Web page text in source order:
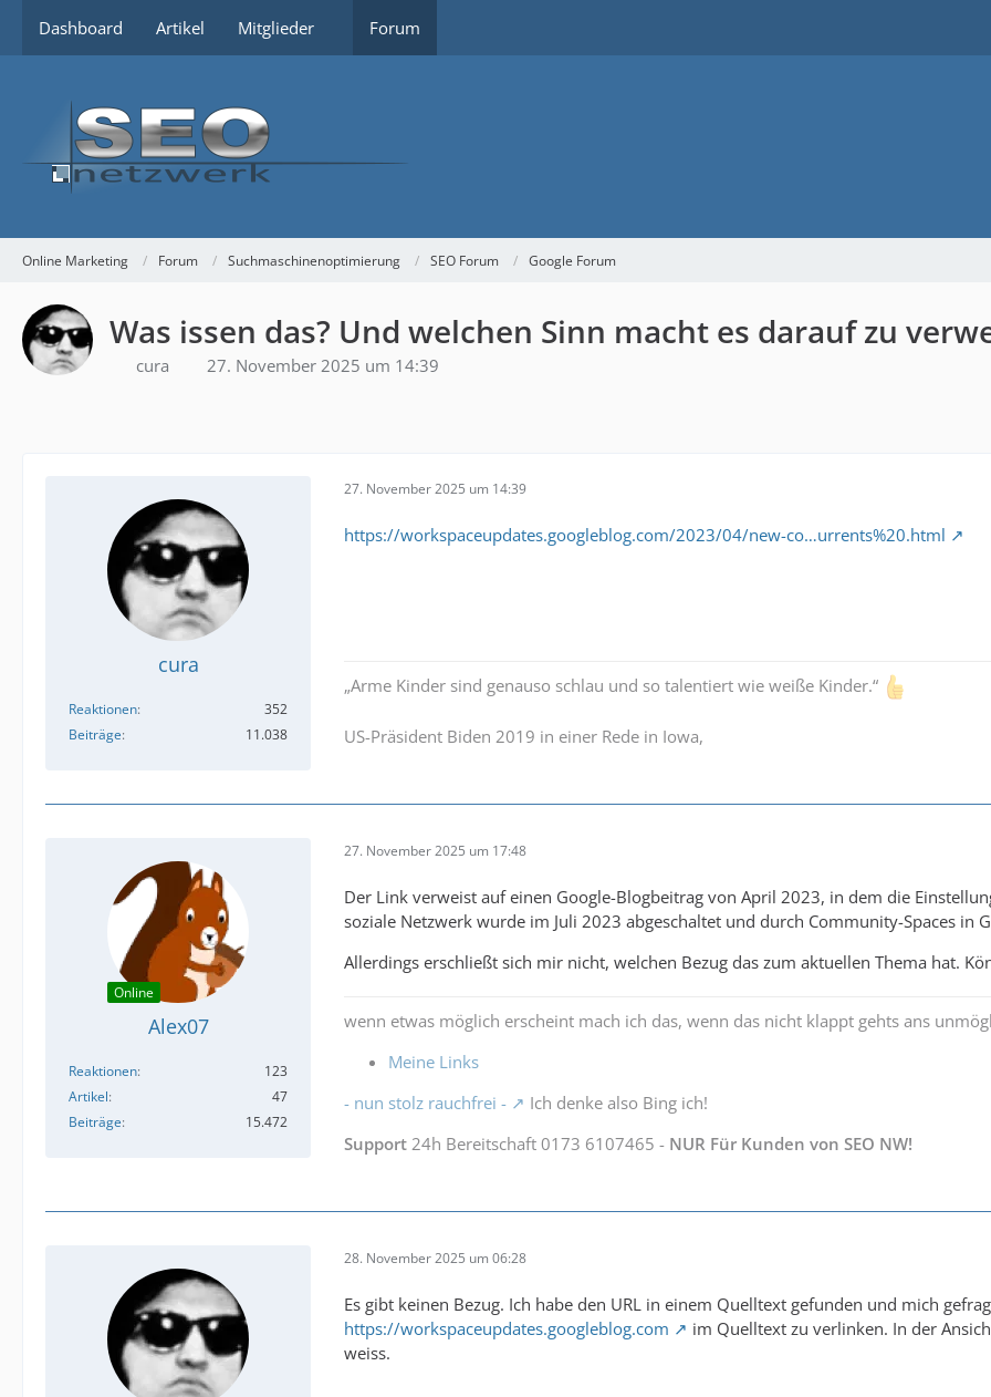
Dashboard Artikel Mitglieder Forum
Online Marketing Forum Suchmaschinenoptimierung SEO Forum Google Forum
Was issen das? Und welchen Sinn macht es darauf zu
cura 27. November 2025 um 14:39
cura
Reaktionen
352
Beiträge
11.038
27. November 2025 um 14:39
https://workspaceupdates.googleblog.com/2023/04/new-co…urrents%20.html
„Arme Kinder sind genauso schlau und so talentiert wie weiße Kinder.“
US-Präsident Biden 2019 in einer Rede in Iowa,
Online
Alex07
Reaktionen
123
Artikel
47
Beiträge
15.472
27. November 2025 um 17:48
Der Link verweist auf einen Google-Blogbeitrag von April 2023, in dem die
soziale Netzwerk wurde im Juli 2023 abgeschaltet und durch Community-Spaces in
Allerdings erschließt sich mir nicht, welchen Bezug das zum aktuellen Thema hat.
wenn etwas möglich erscheint mach ich das, wenn das nicht klappt gehts ans
Meine Links
- nun stolz rauchfrei -
Ich denke also Bing ich!
Support 24h Bereitschaft 0173 6107465 - NUR Für Kunden von SEO NW!
28. November 2025 um 06:28
Es gibt keinen Bezug. Ich habe den URL in einem Quelltext gefunden und mich
https://workspaceupdates.googleblog.com
im Quelltext zu verlinken. In der
weiss.